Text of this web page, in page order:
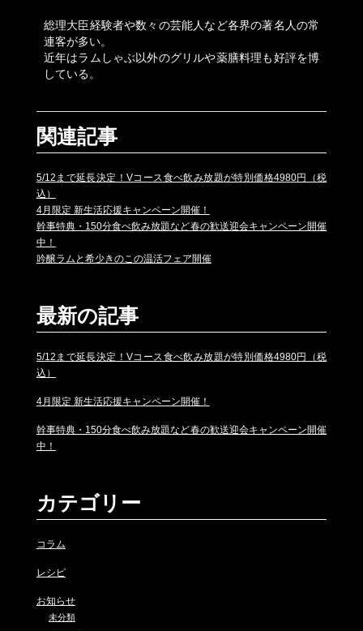
総理大臣経験者や数々の芸能人など各界の著名人の常
連客が多い。
近年はラムしゃぶ以外のグリルや薬膳料理も好評を博
している。
関連記事
5/12まで延長決定！Vコース食べ飲み放題が特別価格4980円（税
込）
4月限定 新生活応援キャンペーン開催！
幹事特典・150分食べ飲み放題など春の歓送迎会キャンペーン開催
中！
吟醸ラムと希少きのこの温活フェア開催
最新の記事
5/12まで延長決定！Vコース食べ飲み放題が特別価格4980円（税
込）
4月限定 新生活応援キャンペーン開催！
幹事特典・150分食べ飲み放題など春の歓送迎会キャンペーン開催
中！
カテゴリー
コラム
レシピ
お知らせ
未分類